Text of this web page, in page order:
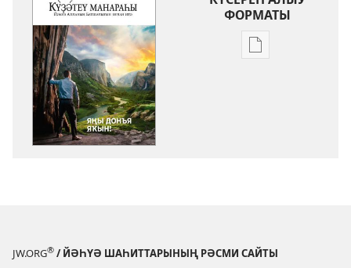
ФОРМАТЫ
Баҫмаларҙы
JW.ORG® / ЙӘҺҮӘ ШАҺИТТАРЫНЫҢ РӘСМИ САЙТЫ